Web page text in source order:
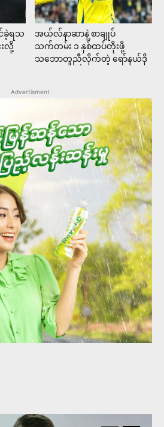
ခဲ့ရသ
လို့
အယ်လ်နာဆာနဲ့ စာချုပ်
သက်တမ်း ၁ နှစ်ထပ်တိုးဖို့
သဘောတူညီလိုက်တဲ့ ရော်နယ်ဒို
Advertisment